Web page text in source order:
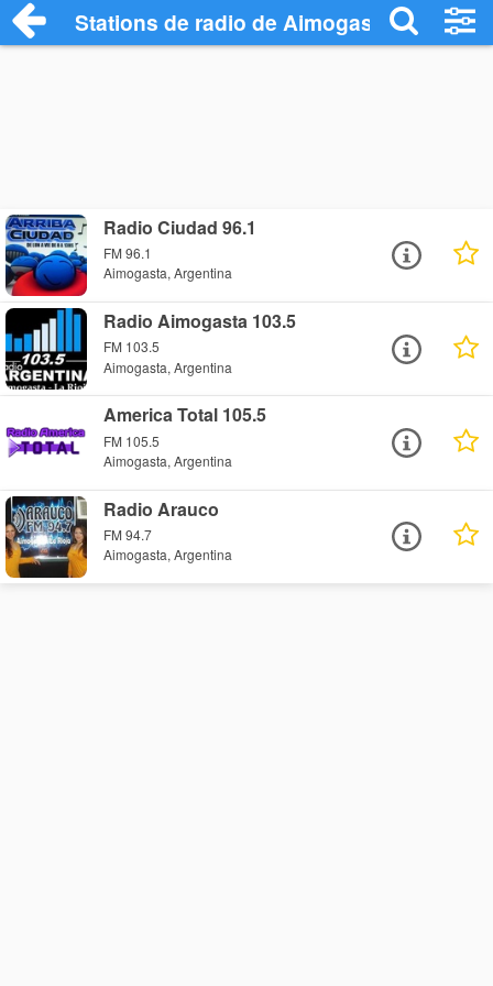
Stations de radio de Aimogasta
Radio Ciudad 96.1
FM 96.1
Aimogasta, Argentina
Radio Aimogasta 103.5
FM 103.5
Aimogasta, Argentina
America Total 105.5
FM 105.5
Aimogasta, Argentina
Radio Arauco
FM 94.7
Aimogasta, Argentina